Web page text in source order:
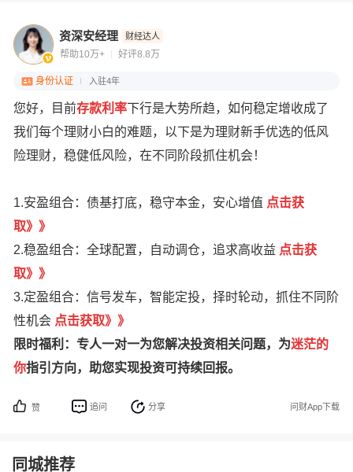
资深安经理 财经达人
帮助10万+ 好评8.8万
身份认证 入驻4年
您好，目前存款利率下行是大势所趋，如何稳定增收成了
我们每个理财小白的难题，以下是为理财新手优选的低风
险理财，稳健低风险，在不同阶段抓住机会！
1.安盈组合：债基打底，稳守本金，安心增值 点击获
取》 》
2.稳盈组合：全球配置，自动调仓，追求高收益 点击获
取》》
3.定盈组合：信号发车，智能定投，择时轮动，抓住不同阶
性机会 点击获取》》
限时福利：专人一对一为您解决投资相关问题，为迷茫的
你指引方向，助您实现投资可持续回报。
赞 追问 分享 问财App下载
同城推荐